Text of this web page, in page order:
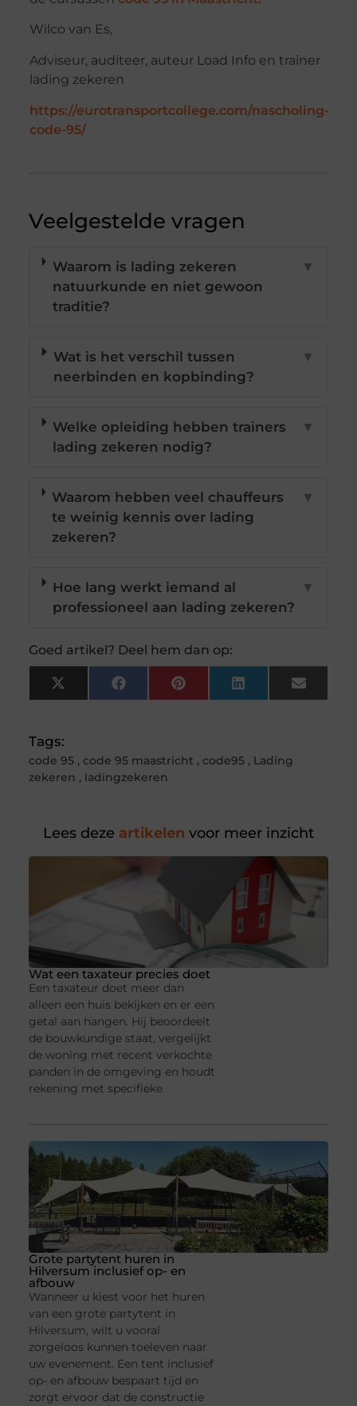
Wilco van Es,
Adviseur, auditeer, auteur Load Info en trainer
lading zekeren
https://eurotransportcollege.com/nascholing-
code-95/
Veelgestelde vragen
Waarom is lading zekeren
natuurkunde en niet gewoon
traditie?
▼
Wat is het verschil tussen
neerbinden en kopbinding?
▼
Welke opleiding hebben trainers
lading zekeren nodig?
▼
Waarom hebben veel chauffeurs
te weinig kennis over lading
zekeren?
▼
Hoe lang werkt iemand al
professioneel aan lading zekeren?
▼
Goed artikel? Deel hem dan op:
X
(Twitter)
FacebookPinterestLinkedInEmail
Tags:
code 95, code 95 maastricht , code95, Lading
zekeren , ladingzekeren
Lees deze artikelen voor meer inzicht
Wat een taxateur precies doet
Een taxateur doet meer dan
alleen een huis bekijken en er een
getal aan hangen. Hij beoordeelt
de bouwkundige staat, vergelijkt
de woning met recent verkochte
panden in de omgeving en houdt
rekening met specifieke
Grote partytent huren in
Hilversum inclusief op- en
afbouw
Wanneer u kiest voor het huren
van een grote partytent in
Hilversum, wilt u vooral
zorgeloos kunnen toeleven naar
uw evenement. Een tent inclusief
op- en afbouw bespaart tijd en
zorgt ervoor dat de constructie